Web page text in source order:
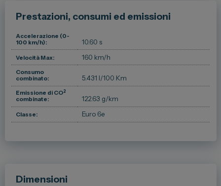
Prestazioni, consumi ed emissioni
Accelerazione (0-
100 km/h):
10.60 s
Velocità Max: 160 km/h
Consumo
combinato:
5.431 l/100 Km
Emissione di CO2
combinate: 122.63 g/km
Classe: Euro 6e
Dimensioni